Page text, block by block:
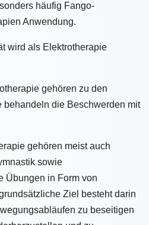
häufig Fango-
Anwendung.
wird als Elektrotherapie
gehören zu den
behandeln die Beschwerden mit
gehören meist auch
sowie
Übungen in Form von
Ziel besteht darin
zu beseitigen